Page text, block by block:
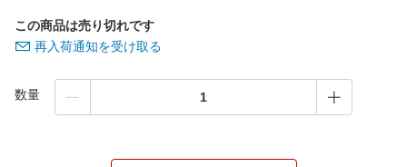
この商品は売り切れです
再入荷通知を受け取る
数量